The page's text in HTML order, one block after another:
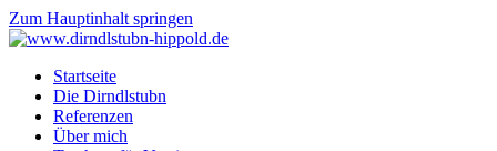
Zum Hauptinhalt springen
Startseite
Die Dirndlstubn
Referenzen
Über mich